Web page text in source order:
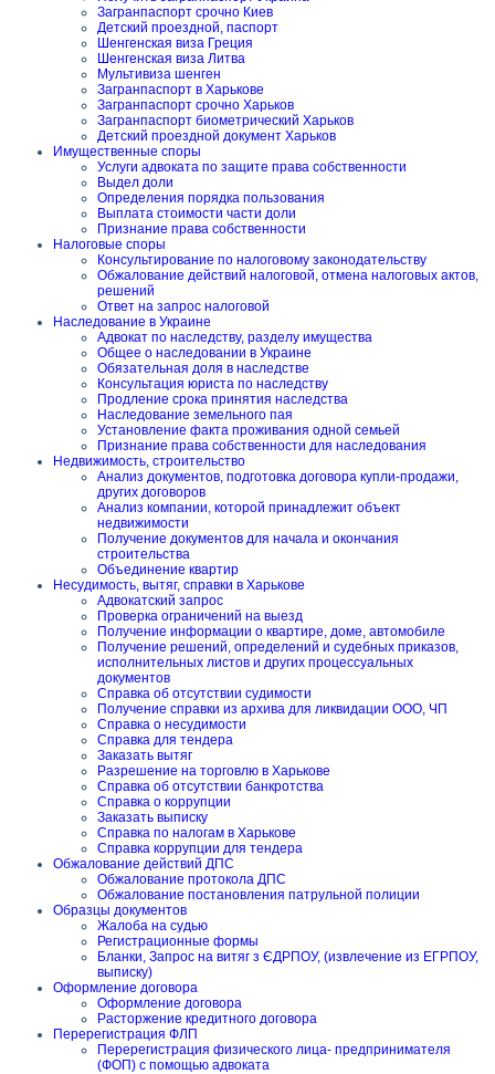
Загранпаспорт срочно Киев
Детский проездной, паспорт
Шенгенская виза Греция
Шенгенская виза Литва
Мультивиза шенген
Загранпаспорт в Харькове
Загранпаспорт срочно Харьков
Загранпаспорт биометрический Харьков
Детский проездной документ Харьков
Имущественные споры
Услуги адвоката по защите права собственности
Выдел доли
Определения порядка пользования
Выплата стоимости части доли
Признание права собственности
Налоговые споры
Консультирование по налоговому законодательству
Обжалование действий налоговой, отмена налоговых актов,
решений
Ответ на запрос налоговой
Наследование в Украине
Адвокат по наследству, разделу имущества
Общее о наследовании в Украине
Обязательная доля в наследстве
Консультация юриста по наследству
Продление срока принятия наследства
Наследование земельного пая
Установление факта проживания одной семьей
Признание права собственности для наследования
Недвижимость, строительство
Анализ документов, подготовка договора купли-продажи,
других договоров
Анализ компании, которой принадлежит объект
недвижимости
Получение документов для начала и окончания
строительства
Объединение квартир
Несудимость, вытяг, справки в Харькове
Адвокатский запрос
Проверка ограничений на выезд
Получение информации о квартире, доме, автомобиле
Получение решений, определений и судебных приказов,
исполнительных листов и других процессуальных
документов
Справка об отсутствии судимости
Получение справки из архива для ликвидации ООО, ЧП
Справка о несудимости
Справка для тендера
Заказать вытяг
Разрешение на торговлю в Харькове
Справка об отсутствии банкротства
Справка о коррупции
Заказать выписку
Справка по налогам в Харькове
Справка коррупции для тендера
Обжалование действий ДПС
Обжалование протокола ДПС
Обжалование постановления патрульной полиции
Образцы документов
Жалоба на судью
Регистрационные формы
Бланки, Запрос на витяг з ЄДРПОУ, (извлечение из ЕГРПОУ,
выписку)
Оформление договора
Оформление договора
Расторжение кредитного договора
Перерегистрация ФЛП
Перерегистрация физического лица- предпринимателя
(ФОП) с помощью адвоката